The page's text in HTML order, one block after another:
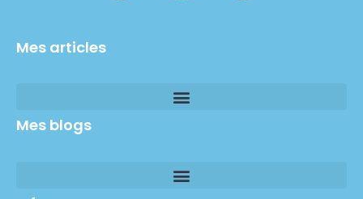
Mes articles
Mes blogs